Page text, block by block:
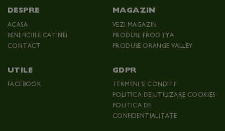
DESPRE
ACASA
BENEFICIILE CATINEI
CONTACT
MAGAZIN
VEZI MAGAZIN
PRODUSE FROOTYA
PRODUSE ORANGE VALLEY
UTILE
FACEBOOK
GDPR
TERMENI SI CONDITII
POLITICA DE UTILIZARE COOKIES
POLITICA DE
CONFIDENTIALITATE